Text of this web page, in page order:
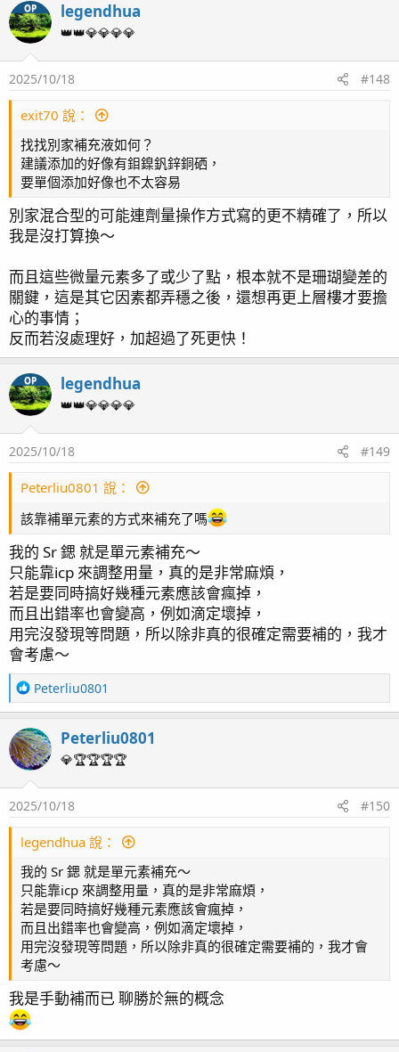
2. KH
ICP: 8.4dKH
Salifert: 8.45 dKH
的 KH 比較高,
所以我有刻意把目標往上調到接近 8.8dKH, 以減小大量換水
時的震盪~
上面測到的數據較 8.8 低的原因, 是因為消耗增加, 我補充的
量在緩慢的追消耗~
3. NP
FM ICPLab 認為我的 NP 是過低的~
PO4 也不知道是不是我加大沸石桶後才一路下降, 難得見到
Hanna蛋機 測到比 ICP 還低的數據~
4. 巨量元素
Salifert 測試劑經歷兩個月左右, 又繼續下降!
Ca 的誤差從 -14 -> -37 ppm
Mg 的誤差從 -43 -> -71 ppm (一個月抓 15ppm?)
反倒 K 竟然比 ICP 高!!! 讓我把 RedSea Color B (K補充液停了
兩個月)...
5. 微量元素
i) 上次碘超標太多, RedSea Color A (I補充液) 也停了兩個月,
這次數據有下降了~
ii) Sr 上次也太多, 雖然有減量, 還是偏高, 繼續減量
iii) 微量金屬, 一樣是過量與不足都在同一罐 RedSea Color C,
加也不是, 不加也不是~~~
(我有點相信紅海的海水素有搭配自己的微量元素補充液設計)
數據分析
1. 鹽度
看起來校正後的 APEX Sality Probe 並沒有與 ICP 數據差太
多,
電子光學鹽度計的數值稍微高了些~
ICP: 33.9 PSU
APEX Sality Probe: 33.8 PSU
ps: 我之前都是抓 35ppt, 但 ICP 建議 35PSU, 幾乎是要再拉
高1, 我可能會先微拉 0.2 左右吧~
2. KH
ICP: 8.4dKH
Salifert: 8.45 dKH
KHA:8.53 dKH (當天全天平均值: 8.6dKH)
原本我是控制在 8dKH, 後來已經完全轉換到站上的海鹽, 這鹽
的 KH 比較高,
所以我有刻意把目標往上調到接近 8.8dKH, 以減小大量換水
時的震盪~
上面測到的數據較 8.8 低的原因, 是因為消耗增加, 我補充的
量在緩慢的追消耗~
3. NP
FM ICPLab 認為我的 NP 是過低的~
PO4 也不知道是不是我加大沸石桶後才一路下降, 難得見到
Hanna蛋機 測到比 ICP 還低的數據~
4. 巨量元素
Salifert 測試劑經歷兩個月左右, 又繼續下降!
Ca 的誤差從 -14 -> -37 ppm
Mg 的誤差從 -43 -> -71 ppm (一個月抓 15ppm?)
反倒 K 竟然比 ICP 高!!! 讓我把 RedSea Color B (K補充液停了
兩個月)...
OP legendhua
👑👑💎💎💎💎
2025/10/18 #148
exit70 說：
找找別家補充液如何？
建議添加的好像有鉬鎳釩鋅銅硒，
要單個添加好像也不太容易
別家混合型的可能連劑量操作方式寫的更不精確了，所以
我是沒打算換～
而且這些微量元素多了或少了點，根本就不是珊瑚變差的
關鍵，這是其它因素都弄穩之後，還想再更上層樓才要擔
心的事情；
反而若沒處理好，加超過了死更快！
OP legendhua
👑👑💎💎💎💎
2025/10/18 #149
Peterliu0801 說：
該靠補單元素的方式來補充了嗎
我的 Sr 鍶 就是單元素補充～
只能靠icp 來調整用量，真的是非常麻煩，
若是要同時搞好幾種元素應該會瘋掉，
而且出錯率也會變高，例如滴定壞掉，
用完沒發現等問題，所以除非真的很確定需要補的，我才
會考慮～
R
e
c
t
i
o
n
：
Peterliu0801
Peterliu0801
💎🏆🏆🏆🏆
2025/10/18 #150
legendhua 說：
我的 Sr 鍶 就是單元素補充～
只能靠icp 來調整用量，真的是非常麻煩，
若是要同時搞好幾種元素應該會瘋掉，
而且出錯率也會變高，例如滴定壞掉，
用完沒發現等問題，所以除非真的很確定需要補的，我才會
考慮～
我是手動補而已 聊勝於無的概念